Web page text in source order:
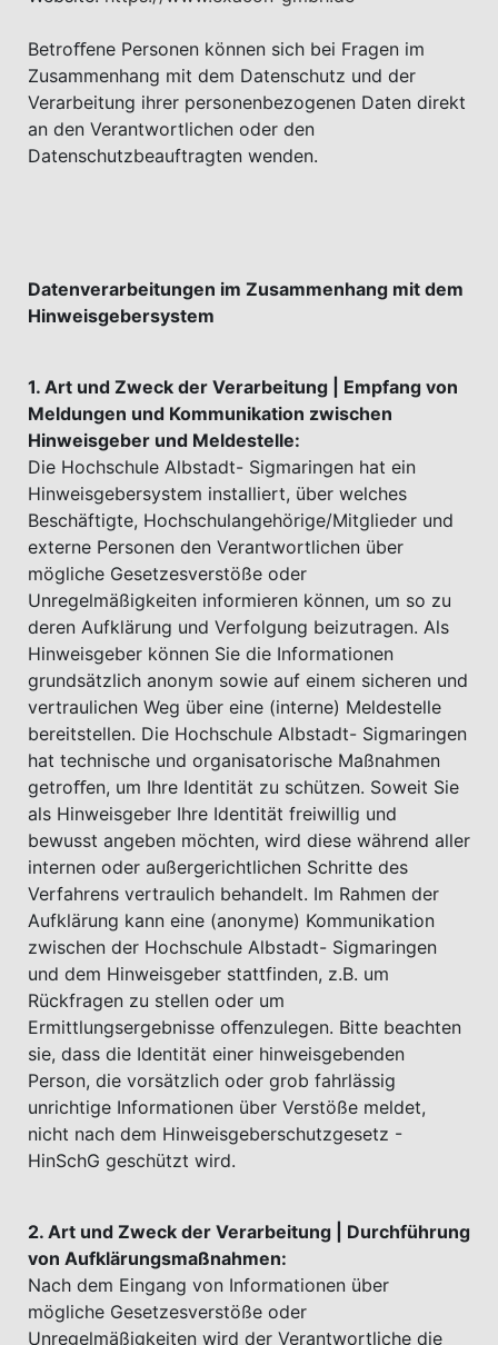
Betroﬀene Personen können sich bei Fragen im
Zusammenhang mit dem Datenschutz und der
Verarbeitung ihrer personenbezogenen Daten direkt
an den Verantwortlichen oder den
Datenschutzbeauftragten wenden.
Datenverarbeitungen im Zusammenhang mit dem
Hinweisgebersystem
1. Art und Zweck der Verarbeitung | Empfang von
Meldungen und Kommunikation zwischen
Hinweisgeber und Meldestelle:
Die Hochschule Albstadt- Sigmaringen hat ein
Hinweisgebersystem installiert, über welches
Beschäftigte, Hochschulangehörige/Mitglieder und
externe Personen den Verantwortlichen über
mögliche Gesetzesverstöße oder
Unregelmäßigkeiten informieren können, um so zu
deren Aufklärung und Verfolgung beizutragen. Als
Hinweisgeber können Sie die Informationen
grundsätzlich anonym sowie auf einem sicheren und
vertraulichen Weg über eine (interne) Meldestelle
bereitstellen. Die Hochschule Albstadt- Sigmaringen
hat technische und organisatorische Maßnahmen
getroﬀen, um Ihre Identität zu schützen. Soweit Sie
als Hinweisgeber Ihre Identität freiwillig und
bewusst angeben möchten, wird diese während aller
internen oder außergerichtlichen Schritte des
Verfahrens vertraulich behandelt. Im Rahmen der
Aufklärung kann eine (anonyme) Kommunikation
zwischen der Hochschule Albstadt- Sigmaringen
und dem Hinweisgeber stattfinden, z.B. um
Rückfragen zu stellen oder um
Ermittlungsergebnisse oﬀenzulegen. Bitte beachten
sie, dass die Identität einer hinweisgebenden
Person, die vorsätzlich oder grob fahrlässig
unrichtige Informationen über Verstöße meldet,
nicht nach dem Hinweisgeberschutzgesetz -
HinSchG geschützt wird.
2. Art und Zweck der Verarbeitung | Durchführung
von Aufklärungsmaßnahmen:
Nach dem Eingang von Informationen über
mögliche Gesetzesverstöße oder
Unregelmäßigkeiten wird der Verantwortliche die